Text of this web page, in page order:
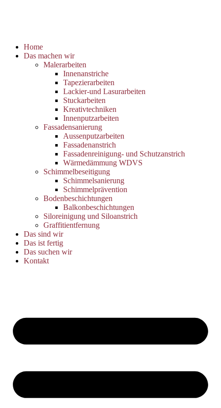
Home
Das machen wir
Malerarbeiten
Innenanstriche
Tapezierarbeiten
Lackier-und Lasurarbeiten
Stuckarbeiten
Kreativtechniken
Innenputzarbeiten
Fassadensanierung
Aussenputzarbeiten
Fassadenanstrich
Fassadenreinigung- und Schutzanstrich
Wärmedämmung WDVS
Schimmelbeseitigung
Schimmelsanierung
Schimmelprävention
Bodenbeschichtungen
Balkonbeschichtungen
Siloreinigung und Siloanstrich
Graffitientfernung
Das sind wir
Das ist fertig
Das suchen wir
Kontakt